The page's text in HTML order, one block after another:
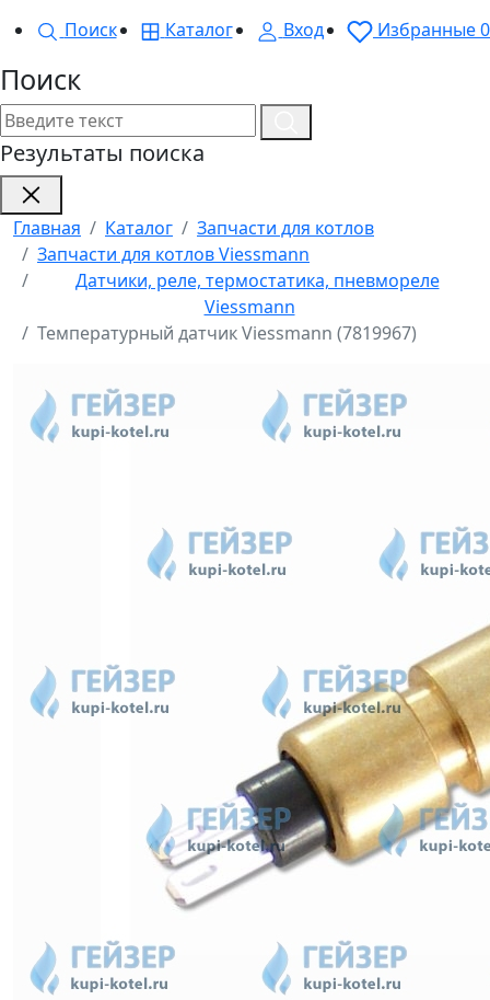
Поиск
Каталог Вход Избранные0
Поиск
Результаты поиска
Главная Каталог
Запчасти для котлов
Запчасти для котлов Viessmann
Датчики, реле, термостатика, пневмореле
Viessmann
Температурный датчик Viessmann (7819967)